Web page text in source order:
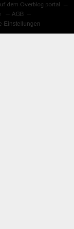
dem Overblog portal
AGB
Einstellungen